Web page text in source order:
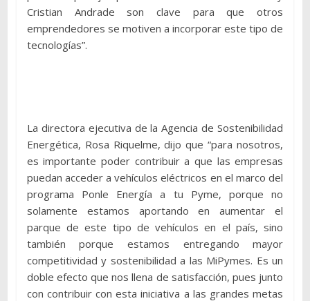
Cristian Andrade son clave para que otros
emprendedores se motiven a incorporar este tipo de
tecnologías”.
La directora ejecutiva de la Agencia de Sostenibilidad
Energética, Rosa Riquelme, dijo que “para nosotros,
es importante poder contribuir a que las empresas
puedan acceder a vehículos eléctricos en el marco del
programa Ponle Energía a tu Pyme, porque no
solamente estamos aportando en aumentar el
parque de este tipo de vehículos en el país, sino
también porque estamos entregando mayor
competitividad y sostenibilidad a las MiPymes. Es un
doble efecto que nos llena de satisfacción, pues junto
con contribuir con esta iniciativa a las grandes metas